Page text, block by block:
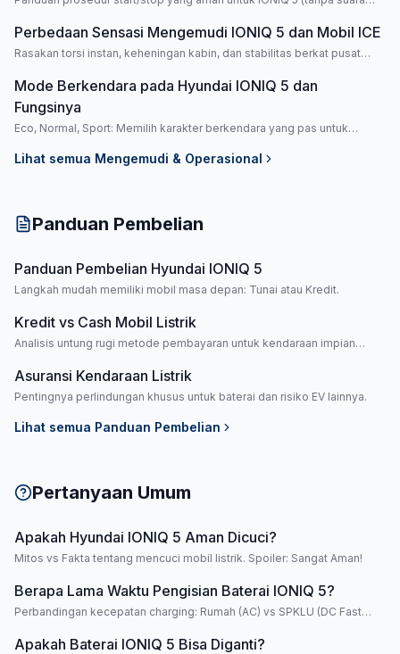
Perbedaan Sensasi Mengemudi IONIQ 5 dan Mobil ICE
Rasakan torsi instan, keheningan kabin, dan stabilitas berkat pusat
Mode Berkendara pada Hyundai IONIQ 5 dan
Fungsinya
Eco, Normal, Sport: Memilih karakter berkendara yang pas untuk
Lihat semua Mengemudi & Operasional
Panduan Pembelian
Panduan Pembelian Hyundai IONIQ 5
Langkah mudah memiliki mobil masa depan: Tunai atau Kredit.
Kredit vs Cash Mobil Listrik
Analisis untung rugi metode pembayaran untuk kendaraan impian
Asuransi Kendaraan Listrik
Pentingnya perlindungan khusus untuk baterai dan risiko EV lainnya.
Lihat semua Panduan Pembelian
Pertanyaan Umum
Apakah Hyundai IONIQ 5 Aman Dicuci?
Mitos vs Fakta tentang mencuci mobil listrik. Spoiler: Sangat Aman!
Berapa Lama Waktu Pengisian Baterai IONIQ 5?
Perbandingan kecepatan charging: Rumah (AC) vs SPKLU (DC Fast
Apakah Baterai IONIQ 5 Bisa Diganti?